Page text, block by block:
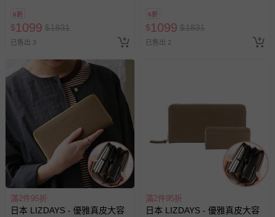
6折
$1099 $1831
已售出 3
6折
$1099 $1831
已售出 2
滿2件95折
日本 LIZDAYS - 優雅真皮大容
滿2件95折
日本 LIZDAYS - 優雅真皮大容